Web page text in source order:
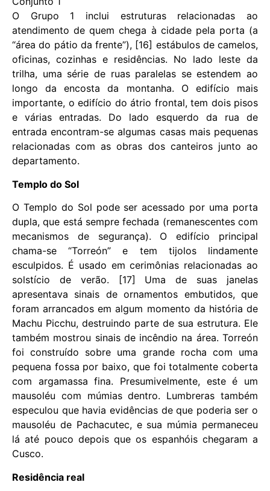
O Grupo 1 inclui estruturas relacionadas ao
atendimento de quem chega à cidade pela porta (a
“área do pátio da frente”), [16] estábulos de camelos,
oficinas, cozinhas e residências. No lado leste da
trilha, uma série de ruas paralelas se estendem ao
longo da encosta da montanha. O edifício mais
importante, o edifício do átrio frontal, tem dois pisos
e várias entradas. Do lado esquerdo da rua de
entrada encontram-se algumas casas mais pequenas
relacionadas com as obras dos canteiros junto ao
departamento.
Templo do Sol
O Templo do Sol pode ser acessado por uma porta
dupla, que está sempre fechada (remanescentes com
mecanismos de segurança). O edifício principal
chama-se “Torreón” e tem tijolos lindamente
esculpidos. É usado em cerimônias relacionadas ao
solstício de verão. [17] Uma de suas janelas
apresentava sinais de ornamentos embutidos, que
foram arrancados em algum momento da história de
Machu Picchu, destruindo parte de sua estrutura. Ele
também mostrou sinais de incêndio na área. Torreón
foi construído sobre uma grande rocha com uma
pequena fossa por baixo, que foi totalmente coberta
com argamassa fina. Presumivelmente, este é um
mausoléu com múmias dentro. Lumbreras também
especulou que havia evidências de que poderia ser o
mausoléu de Pachacutec, e sua múmia permaneceu
lá até pouco depois que os espanhóis chegaram a
Cusco.
Residência real